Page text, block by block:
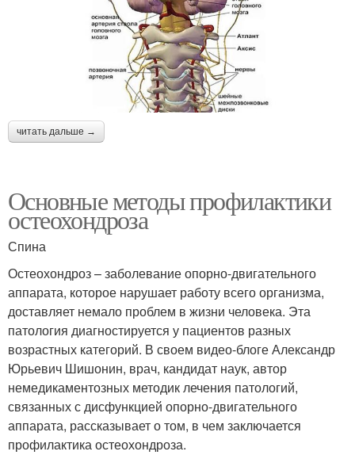
читать дальше →
Основные методы профилактики
остеохондроза
Спина
Остеохондроз – заболевание опорно-двигательного
аппарата, которое нарушает работу всего организма,
доставляет немало проблем в жизни человека. Эта
патология диагностируется у пациентов разных
возрастных категорий. В своем видео-блоге Александр
Юрьевич Шишонин, врач, кандидат наук, автор
немедикаментозных методик лечения патологий,
связанных с дисфункцией опорно-двигательного
аппарата, рассказывает о том, в чем заключается
профилактика остеохондроза.